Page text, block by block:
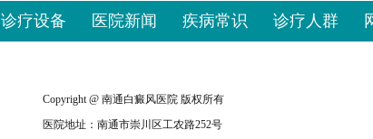
诊疗设备 医院新闻 疾病常识 诊疗人群
Copyright @ 南通白癜风医院 版权所有
医院地址：南通市崇川区工农路252号